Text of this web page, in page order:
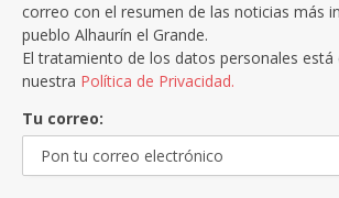
correo con el resumen de las noticias más
pueblo Alhaurín el Grande.
El tratamiento de los datos personales está
nuestra Política de Privacidad.
Tu correo: